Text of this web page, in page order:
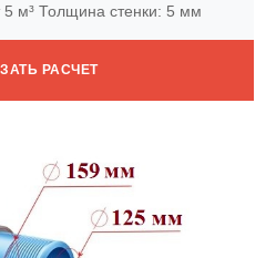
5 м³ Толщина стенки: 5 мм
РАСЧЕТ